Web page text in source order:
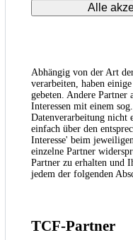
Alle
Abhängig von der Art
verarbeiten, haben
gebeten. Andere Partner
Interessen mit einem
Datenverarbeitung nicht
einfach über den
Interesse' beim
einzelne Partner
Partner zu erhalten und
jedem der folgenden
TCF-Partner